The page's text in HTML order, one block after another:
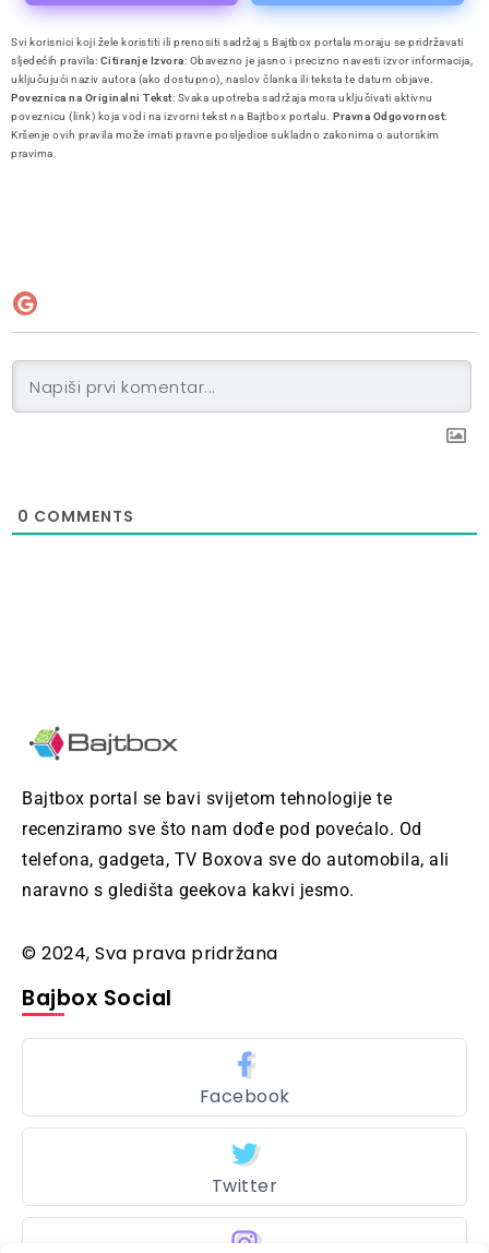
Svi korisnici koji žele koristiti ili prenositi sadržaj s Bajtbox portala moraju se pridržavati
sljedećih pravila: Citiranje Izvora: Obavezno je jasno i precizno navesti izvor informacija,
uključujući naziv autora (ako dostupno), naslov članka ili teksta te datum objave.
Poveznica na Originalni Tekst: Svaka upotreba sadržaja mora uključivati aktivnu
poveznicu (link) koja vodi na izvorni tekst na Bajtbox portalu. Pravna Odgovornost:
Kršenje ovih pravila može imati pravne posljedice sukladno zakonima o autorskim
pravima.
0 COMMENTS
Bajtbox portal se bavi svijetom tehnologije te
recenziramo sve što nam dođe pod povećalo. Od
telefona, gadgeta, TV Boxova sve do automobila, ali
naravno s gledišta geekova kakvi jesmo.
© 2024, Sva prava pridržana
Bajbox Social
Facebook
Twitter